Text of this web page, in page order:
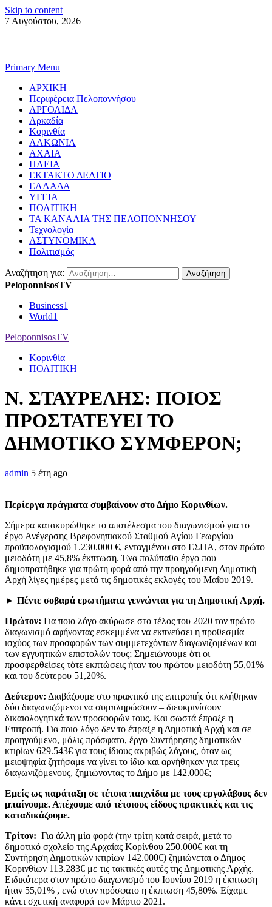
Skip to content
7 Αυγούστου, 2026
Primary Menu
ΑΡΧΙΚΗ
Περιφέρεια Πελοποννήσου
ΑΡΓΟΛΙΔΑ
Αρκαδία
Κορινθία
ΛΑΚΩΝΙΑ
ΑΧΑΙΑ
ΗΛΕΙΑ
ΕΚΤΑΚΤΟ ΔΕΛΤΙΟ
ΕΛΛΑΔΑ
ΥΓΕΙΑ
ΠΟΛΙΤΙΚΗ
ΤΑ ΚΑΝΑΛΙΑ ΤΗΣ ΠΕΛΟΠΟΝΝΗΣΟΥ
Τεχνολογία
ΑΣΤΥΝΟΜΙΚΑ
Πολιτισμός
Αναζήτηση για:
PeloponnisosTV
Business1
World1
PeloponnisosTV
Κορινθία
ΠΟΛΙΤΙΚΗ
N. ΣΤΑΥΡΕΛΗΣ: ΠΟΙΟΣ
ΠΡΟΣΤΑΤΕΥΕΙ ΤΟ
ΔΗΜΟΤΙΚΟ ΣΥΜΦΕΡΟΝ;
admin 5 έτη ago
Περίεργα πράγματα συμβαίνουν στο Δήμο Κορινθίων.
Σήμερα κατακυρώθηκε το αποτέλεσμα του διαγωνισμού για το
έργο Ανέγερσης Βρεφονηπιακού Σταθμού Αγίου Γεωργίου
προϋπολογισμού 1.230.000 €, ενταγμένου στο ΕΣΠΑ, στον πρώτο
μειοδότη με 45,8% έκπτωση. Ένα πολύπαθο έργο που
δημοπρατήθηκε για πρώτη φορά από την προηγούμενη Δημοτική
Αρχή λίγες ημέρες μετά τις δημοτικές εκλογές του Μαΐου 2019.
► Πέντε σοβαρά ερωτήματα γεννώνται για τη Δημοτική Αρχή.
Πρώτον: Για ποιο λόγο ακύρωσε στο τέλος του 2020 τον πρώτο
διαγωνισμό αφήνοντας εσκεμμένα να εκπνεύσει η προθεσμία
ισχύος των προσφορών των συμμετεχόντων διαγωνιζομένων και
των εγγυητικών επιστολών τους; Σημειώνουμε ότι οι
προσφερθείσες τότε εκπτώσεις ήταν του πρώτου μειοδότη 55,01%
και του δεύτερου 51,20%.
Δεύτερον: Διαβάζουμε στο πρακτικό της επιτροπής ότι κλήθηκαν
δύο διαγωνιζόμενοι να συμπληρώσουν – διευκρινίσουν
δικαιολογητικά των προσφορών τους. Και σωστά έπραξε η
Επιτροπή. Για ποιο λόγο δεν το έπραξε η Δημοτική Αρχή και σε
προηγούμενο, μόλις πρόσφατο, έργο Συντήρησης δημοτικών
κτιρίων 629.543€ για τους ίδιους ακριβώς λόγους, όταν ως
μειοψηφία ζητήσαμε να γίνει το ίδιο και αρνήθηκαν για τρεις
διαγωνιζόμενους, ζημιώνοντας το Δήμο με 142.000€;
Εμείς ως παράταξη σε τέτοια παιχνίδια με τους εργολάβους δεν
μπαίνουμε. Απέχουμε από τέτοιους είδους πρακτικές και τις
καταδικάζουμε.
Τρίτον: Για άλλη μία φορά (την τρίτη κατά σειρά, μετά το
δημοτικό σχολείο της Αρχαίας Κορίνθου 250.000€ και τη
Συντήρηση Δημοτικών κτιρίων 142.000€) ζημιώνεται ο Δήμος
Κορινθίων 113.283€ με τις τακτικές αυτές της Δημοτικής Αρχής.
Ειδικότερα στον πρώτο διαγωνισμό του Ιουνίου 2019 η έκπτωση
ήταν 55,01% , ενώ στον πρόσφατο η έκπτωση 45,80%. Είχαμε
κάνει σχετική αναφορά τον Μάρτιο 2021.